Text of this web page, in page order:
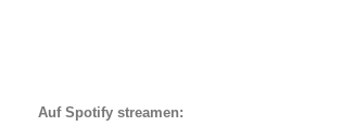
Auf Spotify streamen: